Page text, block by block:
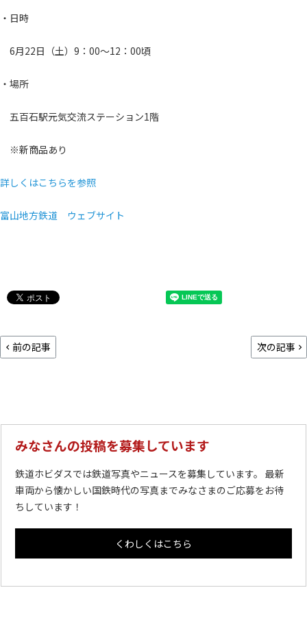
・日時
6月22日（土）9：00～12：00頃
・場所
五百石駅元気交流ステーション1階
※新商品あり
詳しくはこちらを参照
富山地方鉄道 ウェブサイト
前の記事 次の記事
みなさんの投稿を募集しています
鉄道ホビダスでは鉄道写真やニュースを募集しています。 最新
車両から懐かしい国鉄時代の写真までみなさまのご応募をお待
ちしています！
くわしくはこちら